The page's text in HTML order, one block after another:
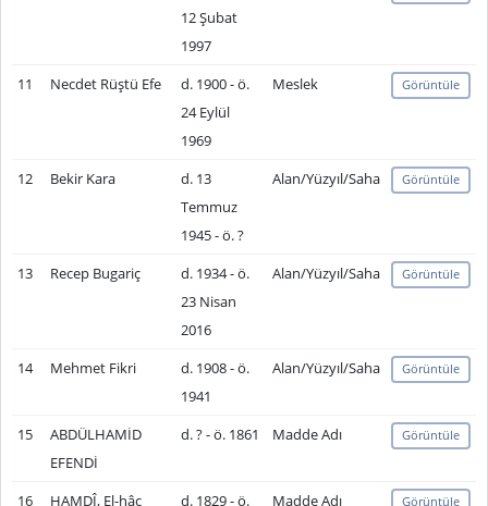
12 Şubat
1997
11 Necdet Rüştü Efe
d. 1900 - ö.
24 Eylül
1969
Meslek Görüntüle
12 Bekir Kara
d. 13
Temmuz
1945 - ö. ?
Alan/Yüzyıl/Saha Görüntüle
13 Recep Bugariç
d. 1934 - ö.
23 Nisan
2016
Alan/Yüzyıl/Saha Görüntüle
14 Mehmet Fikri
d. 1908 - ö.
1941
Alan/Yüzyıl/Saha Görüntüle
15
ABDÜLHAMİD
EFENDİ
d. ? - ö. 1861 Madde Adı Görüntüle
16 HAMDÎ, El-hâc d. 1829 - ö. Madde Adı Görüntüle